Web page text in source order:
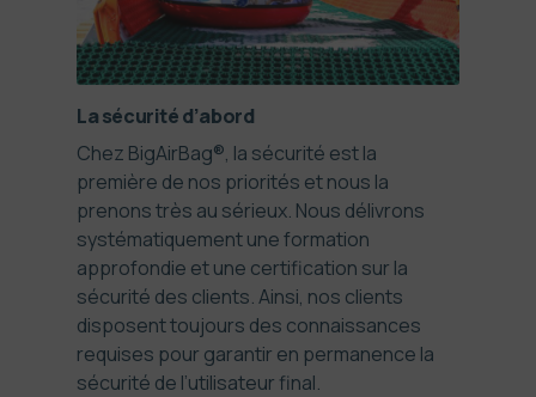
La sécurité d’abord
Chez BigAirBag®, la sécurité est la
première de nos priorités et nous la
prenons très au sérieux. Nous délivrons
systématiquement une formation
approfondie et une certification sur la
sécurité des clients. Ainsi, nos clients
disposent toujours des connaissances
requises pour garantir en permanence la
sécurité de l’utilisateur final.